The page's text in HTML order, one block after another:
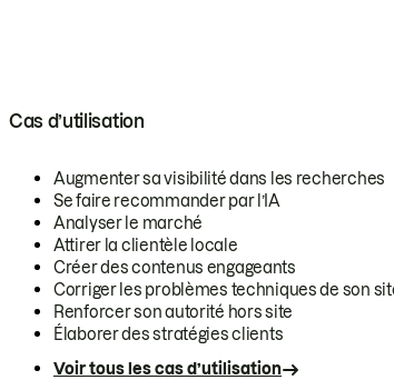
Cas d’utilisation
Augmenter sa visibilité dans les recherches
Se faire recommander par l’IA
Analyser le marché
Attirer la clientèle locale
Créer des contenus engageants
Corriger les problèmes techniques de son
Renforcer son autorité hors site
Élaborer des stratégies clients
Voir tous les cas d’utilisation